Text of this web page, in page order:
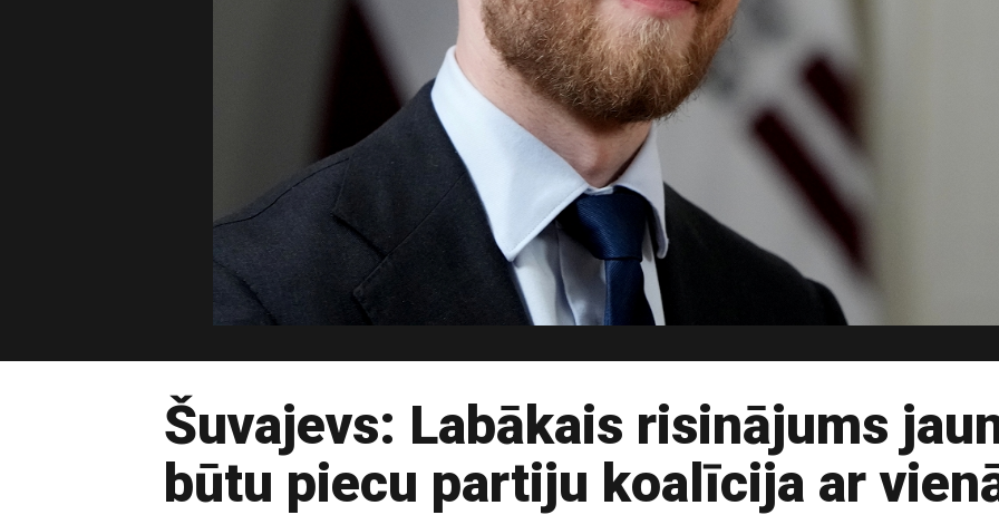
Šuvajevs: Labākais risinājums
būtu piecu partiju koalīcija ar